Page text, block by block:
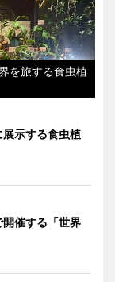
を旅する食虫植
示する食虫植
催する「世界